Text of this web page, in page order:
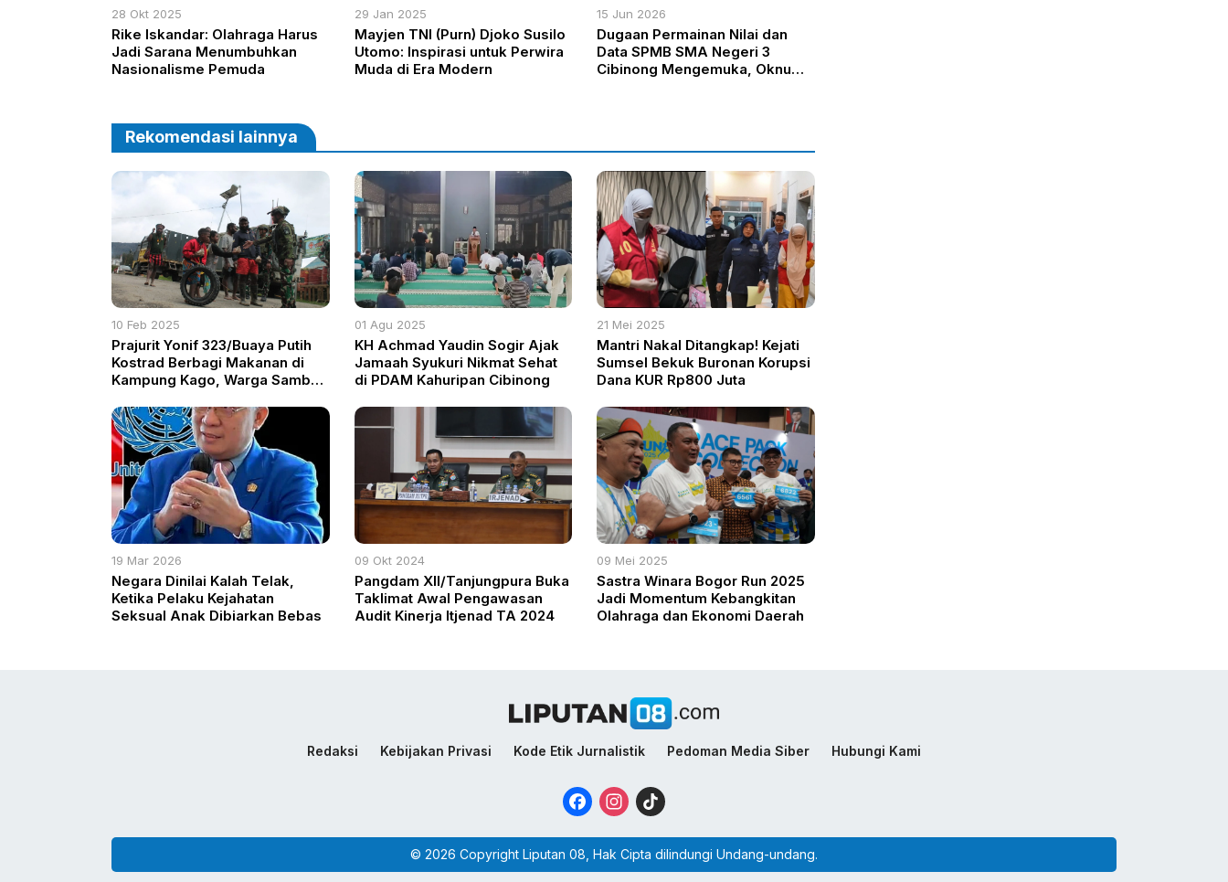
28 Okt 2025
Rike Iskandar: Olahraga Harus
Jadi Sarana Menumbuhkan
Nasionalisme Pemuda
29 Jan 2025
Mayjen TNI (Purn) Djoko Susilo
Utomo: Inspirasi untuk Perwira
Muda di Era Modern
15 Jun 2026
Dugaan Permainan Nilai dan
Data SPMB SMA Negeri 3
Cibinong Mengemuka, Oknum
Rekomendasi lainnya
10 Feb 2025
Prajurit Yonif 323/Buaya Putih
Kostrad Berbagi Makanan di
Kampung Kago, Warga Sambut
01 Agu 2025
KH Achmad Yaudin Sogir Ajak
Jamaah Syukuri Nikmat Sehat
di PDAM Kahuripan Cibinong
21 Mei 2025
Mantri Nakal Ditangkap! Kejati
Sumsel Bekuk Buronan Korupsi
Dana KUR Rp800 Juta
19 Mar 2026
Negara Dinilai Kalah Telak,
Ketika Pelaku Kejahatan
Seksual Anak Dibiarkan Bebas
09 Okt 2024
Pangdam XII/Tanjungpura Buka
Taklimat Awal Pengawasan
Audit Kinerja Itjenad TA 2024
09 Mei 2025
Sastra Winara Bogor Run 2025
Jadi Momentum Kebangkitan
Olahraga dan Ekonomi Daerah
Redaksi Kebijakan Privasi Kode Etik Jurnalistik Pedoman Media Siber Hubungi Kami
FacebookInstagram
© 2026 Copyright Liputan 08, Hak Cipta dilindungi Undang-undang.